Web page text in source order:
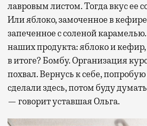
лавровым листом. Тогда вкус ее
Или яблоко, замоченное в
запеченное с соленой
наших продукта: яблоко и
в итоге? Бомбу. Организация
похвал. Вернусь к себе,
сделали здесь, потом буду
— говорит уставшая Ольга.